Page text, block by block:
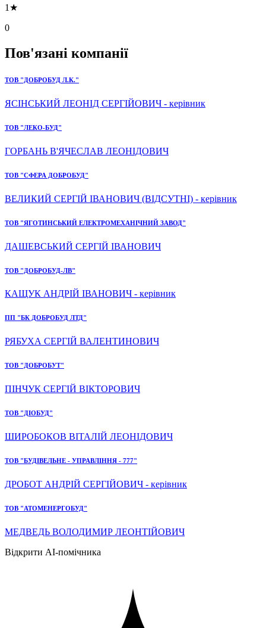
1★
0
Пов'язані компанії
ТОВ "ДОБРОБУД Л.К."
ЯСІНСЬКИЙ ЛЕОНІД СЕРГІЙОВИЧ - керівник
ТОВ "ЛЕКО-БУД"
ГОРБАНЬ В'ЯЧЕСЛАВ ЛЕОНІДОВИЧ
ТОВ "СФЕРА ДОБРОБУД"
ВЕЛИКИЙ СЕРГІЙ ІВАНОВИЧ (ВІДСУТНІ) - керівник
ТОВ "ЯГОТИНСЬКИЙ ЕЛЕКТРОМЕХАНІЧНИЙ ЗАВОД"
ДАШЕВСЬКИЙ СЕРГІЙ ІВАНОВИЧ
ТОВ "ДОБРОБУД-ЛВ"
КАЩУК АНДРІЙ ІВАНОВИЧ - керівник
ПП "БК ДОБРОБУД ЛТД"
РЯБУХА СЕРГІЙ ВАЛЕНТИНОВИЧ
ТОВ "ДОБРОБУТ"
ПІНЧУК СЕРГІЙ ВІКТОРОВИЧ
ТОВ "ДІОБУД"
ШИРОБОКОВ ВІТАЛІЙ ЛЕОНІДОВИЧ
ТОВ "БУДІВЕЛЬНЕ - УПРАВЛІННЯ - 777"
ДРОБОТ АНДРІЙ СЕРГІЙОВИЧ - керівник
ТОВ "АТОМЕНЕРГОБУД"
МЕДВЕДЬ ВОЛОДИМИР ЛЕОНТІЙОВИЧ
Відкрити AI-помічника